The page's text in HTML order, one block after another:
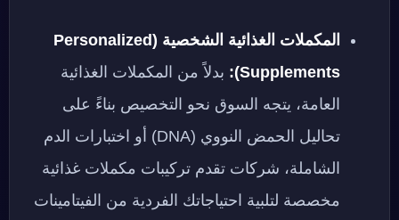
المكملات الغذائية الشخصية (Personalized
Supplements):
بدلاً من المكملات الغذائية
العامة، يتجه السوق نحو التخصيص بناءً على
تحاليل الحمض النووي (DNA) أو اختبارات الدم
الشاملة، شركات تقدم تركيبات مكملات غذائية
مخصصة لتلبية احتياجاتك الفردية من الفيتامينات